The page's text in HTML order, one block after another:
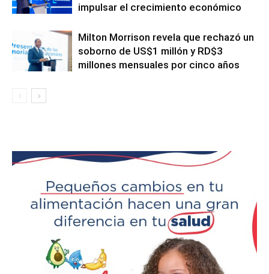
impulsar el crecimiento económico
Milton Morrison revela que rechazó un
soborno de US$1 millón y RD$3
millones mensuales por cinco años